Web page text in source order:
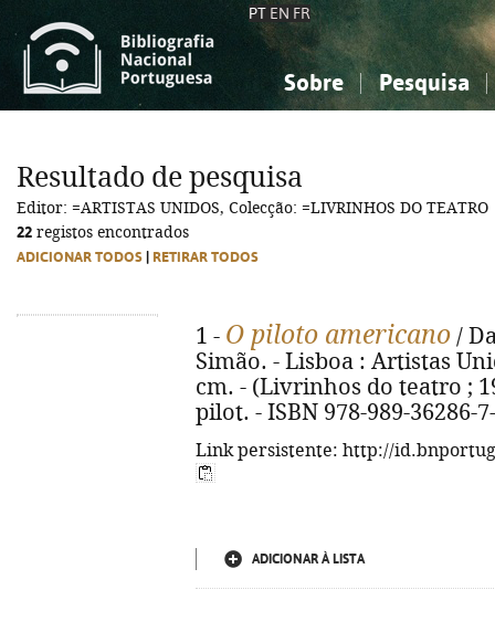
PT EN FR
Sobre Pesquisa
Ciências sociais...
Ciências sociais...
Resultado de pesquisa
Editor: =ARTISTAS UNIDOS, Colecção: =LIVRINHOS DO TEATRO
22 registos encontrados
ADICIONAR TODOS RETIRAR TODOS
1 - O piloto americano /
Simão. - Lisboa : Artistas
cm. - (Livrinhos do teatro ;
pilot. - ISBN 978-989-36286-
Link persistente: http://
ADICIONAR À LISTA